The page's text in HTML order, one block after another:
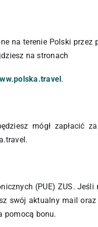
na terenie Polski
na stronach
.
mógł zapłacić
(PUE) ZUS.
swój aktualny mail
pomocą bonu.